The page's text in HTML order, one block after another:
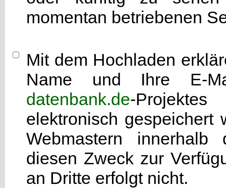
momentan betriebenen
Mit dem Hochladen
Name und Ihre E-
datenbank.de-
elektronisch gespeichert
Webmastern
diesen Zweck zur
an Dritte erfolgt nicht.